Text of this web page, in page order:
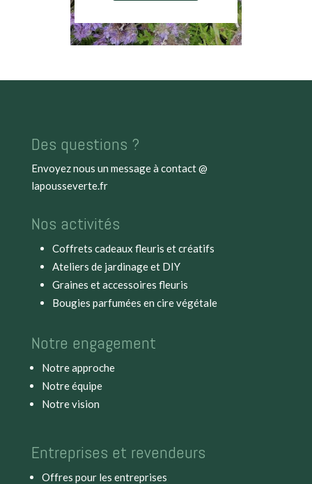
Des questions ?
Envoyez nous un message à contact @
lapousseverte.fr
Nos activités
Coffrets cadeaux fleuris et créatifs
Ateliers de jardinage et DIY
Graines et accessoires fleuris
Bougies parfumées en cire végétale
Notre engagement
Notre approche
Notre équipe
Notre vision
Entreprises et revendeurs
Offres pour les entreprises